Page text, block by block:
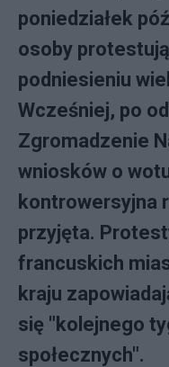
poniedziałek
osoby
podniesieniu
Wcześniej, po
Zgromadzenie
wniosków o
kontrowersyjna
przyjęta.
francuskich
kraju
się "kolejnego
społecznych".